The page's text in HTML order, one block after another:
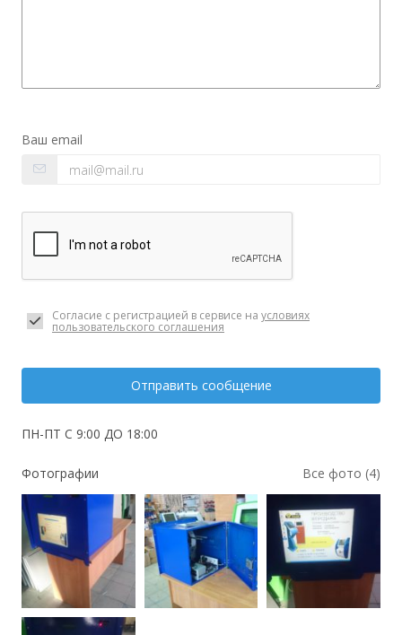
Ваш email
Согласие с регистрацией в сервисе на условиях
пользовательского соглашения
Отправить сообщение
ПН-ПТ С 9:00 ДО 18:00
Фотографии Все фото (4)